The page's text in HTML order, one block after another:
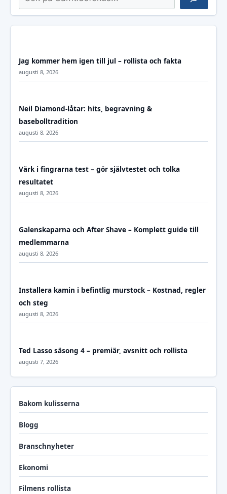
Jag kommer hem igen till jul – rollista och fakta
augusti 8, 2026
Neil Diamond-låtar: hits, begravning &
basebolltradition
augusti 8, 2026
Värk i fingrarna test – gör självtestet och tolka
resultatet
augusti 8, 2026
Galenskaparna och After Shave – Komplett guide till
medlemmarna
augusti 8, 2026
Installera kamin i befintlig murstock – Kostnad, regler
och steg
augusti 8, 2026
Ted Lasso säsong 4 – premiär, avsnitt och rollista
augusti 7, 2026
Bakom kulisserna
Blogg
Branschnyheter
Ekonomi
Filmens rollista